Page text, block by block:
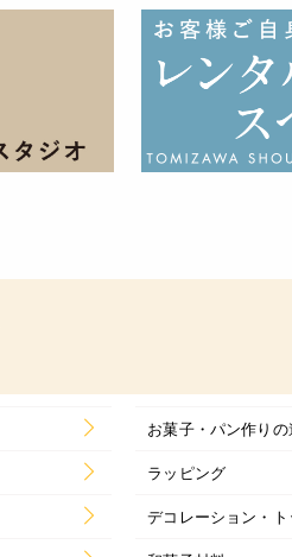
お菓子・パン作り
ラッピング
デコレーション・